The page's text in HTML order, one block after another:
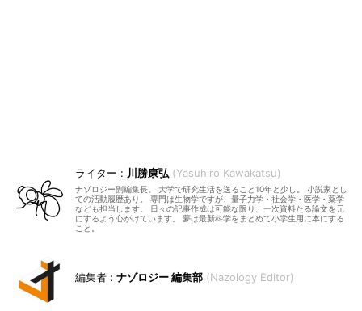
川勝康弘 Yasuhiro Kawakatsu
ナゾロジー副編集長。 大学で研究生活を送ること10年と少し。 小説家とし
ての活動履歴あり。 専門は生物学ですが、量子力学・社会学・医学・薬学
なども担当します。 日々の記事作成は可能な限り、一次資料たる論文を元
にするよう心がけています。 夢は最新科学をまとめて小学生用に本にする
こと。
ナゾロジー 編集部 Nazology Editor